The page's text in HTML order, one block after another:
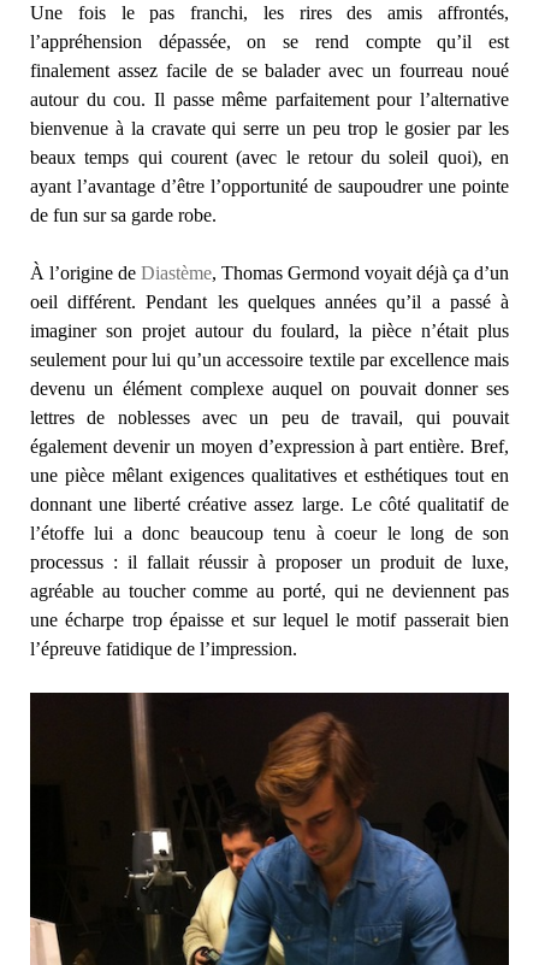
Une fois le pas franchi, les rires des amis affrontés,
l’appréhension dépassée, on se rend compte qu’il est
finalement assez facile de se balader avec un fourreau noué
autour du cou. Il passe même parfaitement pour l’alternative
bienvenue à la cravate qui serre un peu trop le gosier par les
beaux temps qui courent (avec le retour du soleil quoi), en
ayant l’avantage d’être l’opportunité de saupoudrer une pointe
de fun sur sa garde robe.
À l’origine de Diastème, Thomas Germond voyait déjà ça d’un
oeil différent. Pendant les quelques années qu’il a passé à
imaginer son projet autour du foulard, la pièce n’était plus
seulement pour lui qu’un accessoire textile par excellence mais
devenu un élément complexe auquel on pouvait donner ses
lettres de noblesses avec un peu de travail, qui pouvait
également devenir un moyen d’expression à part entière. Bref,
une pièce mêlant exigences qualitatives et esthétiques tout en
donnant une liberté créative assez large. Le côté qualitatif de
l’étoffe lui a donc beaucoup tenu à coeur le long de son
processus : il fallait réussir à proposer un produit de luxe,
agréable au toucher comme au porté, qui ne deviennent pas
une écharpe trop épaisse et sur lequel le motif passerait bien
l’épreuve fatidique de l’impression.